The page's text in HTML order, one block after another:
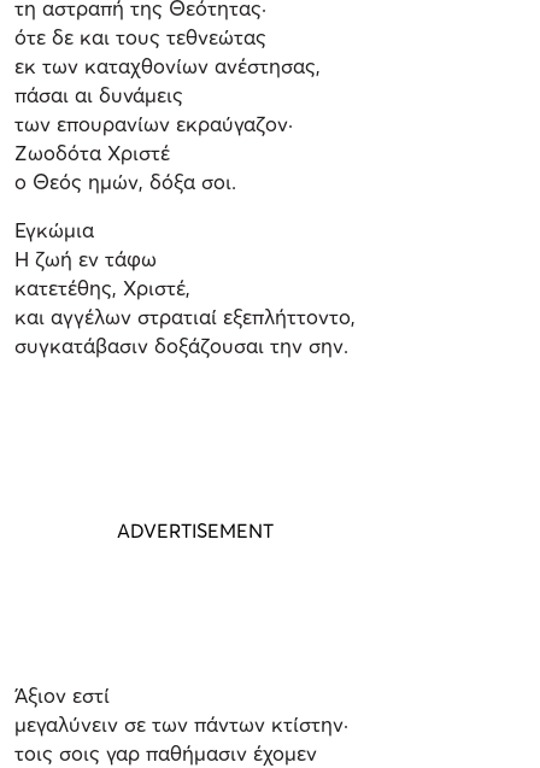
τη αστραπή της Θεότητας·
ότε δε και τους τεθνεώτας
εκ των καταχθονίων ανέστησας,
πάσαι αι δυνάμεις
των επουρανίων εκραύγαζον·
Ζωοδότα Χριστέ
ο Θεός ημών, δόξα σοι.
Εγκώμια
Η ζωή εν τάφω
κατετέθης, Χριστέ,
και αγγέλων στρατιαί εξεπλήττοντο,
συγκατάβασιν δοξάζουσαι την σην.
Άξιον εστί
μεγαλύνειν σε των πάντων κτίστην·
τοις σοις γαρ παθήμασιν έχομεν